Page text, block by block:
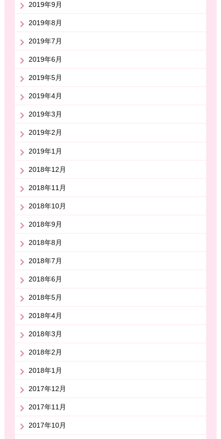
2019年9月
2019年8月
2019年7月
2019年6月
2019年5月
2019年4月
2019年3月
2019年2月
2019年1月
2018年12月
2018年11月
2018年10月
2018年9月
2018年8月
2018年7月
2018年6月
2018年5月
2018年4月
2018年3月
2018年2月
2018年1月
2017年12月
2017年11月
2017年10月